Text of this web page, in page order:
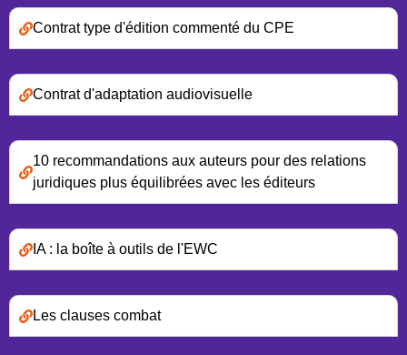
Contrat type d'édition commenté du CPE
Contrat d'adaptation audiovisuelle
10 recommandations aux auteurs pour des relations
juridiques plus équilibrées avec les éditeurs
IA : la boîte à outils de l'EWC
Les clauses combat